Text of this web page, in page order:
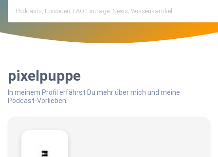
pixelpuppe
In meinem Profil erfährst Du mehr über mich und meine
Podcast-Vorlieben.